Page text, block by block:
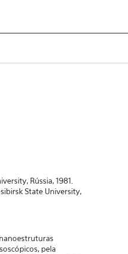
Rússia, 1981.
State University,
pela